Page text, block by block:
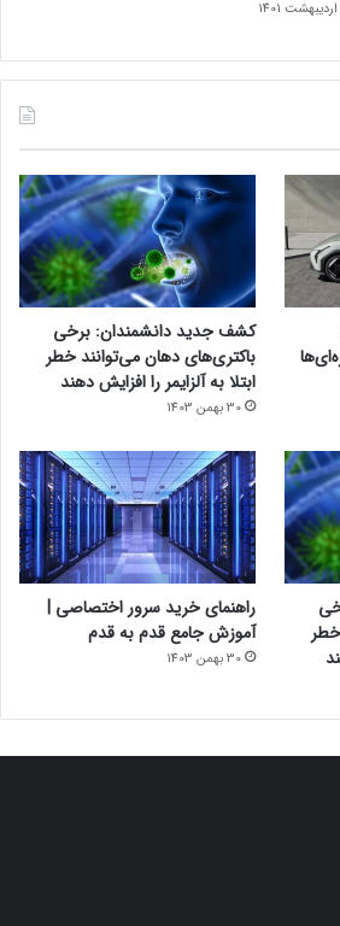
کشف جدید دانشمندان: برخی
باکتری‌های دهان می‌توانند خطر
ابتلا به آلزایمر را افزایش دهند
30 بهمن 1403
راهنمای خرید سرور اختصاصی |
آموزش جامع قدم به قدم
30 بهمن 1403